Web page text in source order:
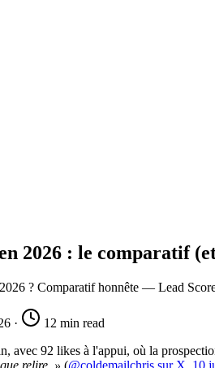
2026 : le comparatif
? Comparatif honnête — Lead
·
12 min read
avec 92 likes à l'appui, où la
relire. » (@coldemailchris sur X, 10